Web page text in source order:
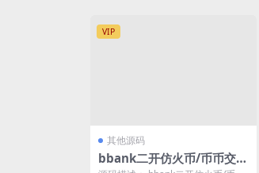
VIP
其他源码
bbank二开仿火币/币币交